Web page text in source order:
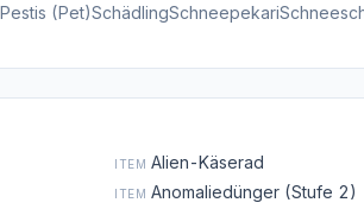
(Pet)SchädlingSchneepekari
ITEM Alien-Käserad
ITEM Anomaliedünger (Stufe 2)